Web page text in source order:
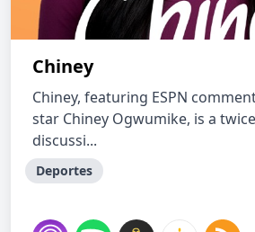
Chiney
Chiney, featuring ESPN
star Chiney Ogwumike, is a
discussi...
Deportes